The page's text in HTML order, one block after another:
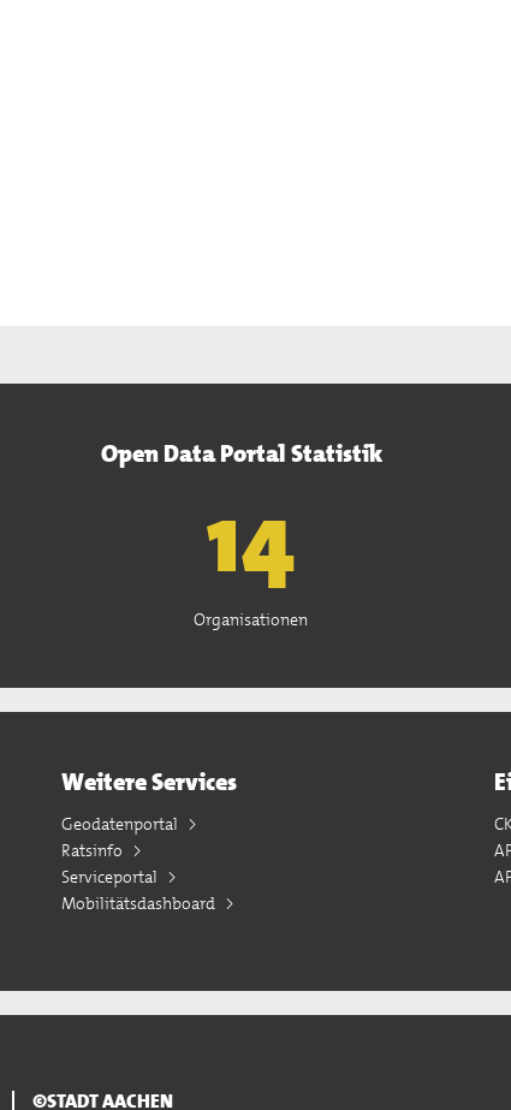
Open Data Portal Statistik
15
Organisationen
Weitere Services
Geodatenportal
Ratsinfo
Serviceportal
Mobilitätsdashboard
©STADT AACHEN